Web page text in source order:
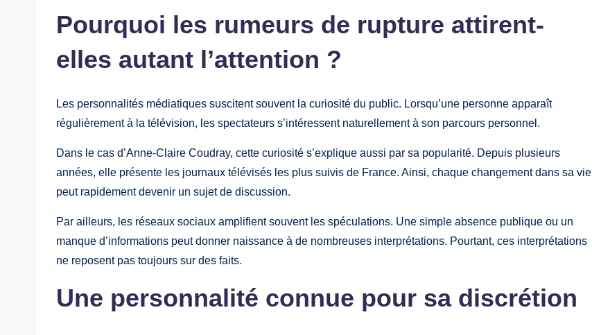
Pourquoi les rumeurs de rupture attirent-
elles autant l’attention ?
Les personnalités médiatiques suscitent souvent la curiosité du public. Lorsqu’une personne apparaît
régulièrement à la télévision, les spectateurs s’intéressent naturellement à son parcours personnel.
Dans le cas d’Anne-Claire Coudray, cette curiosité s’explique aussi par sa popularité. Depuis plusieurs
années, elle présente les journaux télévisés les plus suivis de France. Ainsi, chaque changement dans sa vie
peut rapidement devenir un sujet de discussion.
Par ailleurs, les réseaux sociaux amplifient souvent les spéculations. Une simple absence publique ou un
manque d’informations peut donner naissance à de nombreuses interprétations. Pourtant, ces interprétations
ne reposent pas toujours sur des faits.
Une personnalité connue pour sa discrétion